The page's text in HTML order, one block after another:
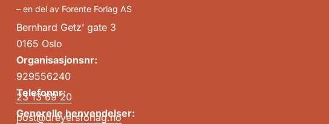
– en del av Forente Forlag AS
Bernhard Getz’ gate 3
0165 Oslo
Organisasjonsnr:
929556240
Telefonnr:
23 13 69 20
Generelle henvendelser:
post@dreyersforlag.no